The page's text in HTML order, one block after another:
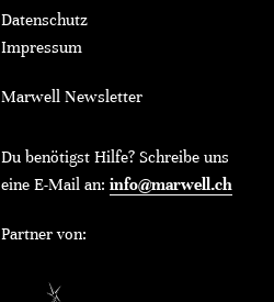
Datenschutz
Impressum
Marwell Newsletter
Du benötigst Hilfe? Schreibe uns
eine E-Mail an: info@marwell.ch
Partner von: